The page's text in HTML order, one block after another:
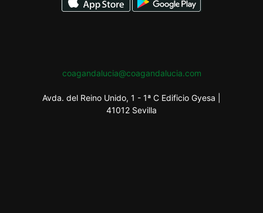
coagandalucia@coagandalucia.com
Avda. del Reino Unido, 1 - 1ª C Edificio Gyesa |
41012 Sevilla